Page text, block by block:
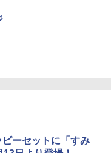
ーセットに「すみ